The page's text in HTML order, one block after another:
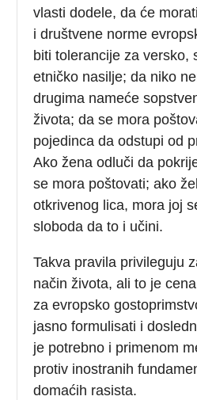
vlasti dodele, da će
i društvene norme
biti tolerancije za versko,
etničko nasilje; da niko
drugima nameće
života; da se mora
pojedinca da odstupi od
Ako žena odluči da
se mora poštovati; ako
otkrivenog lica, mora joj
sloboda da to i učini.
Takva pravila privileguju
način života, ali to je
za evropsko
jasno formulisati i
je potrebno i primenom
protiv inostranih
domaćih rasista.